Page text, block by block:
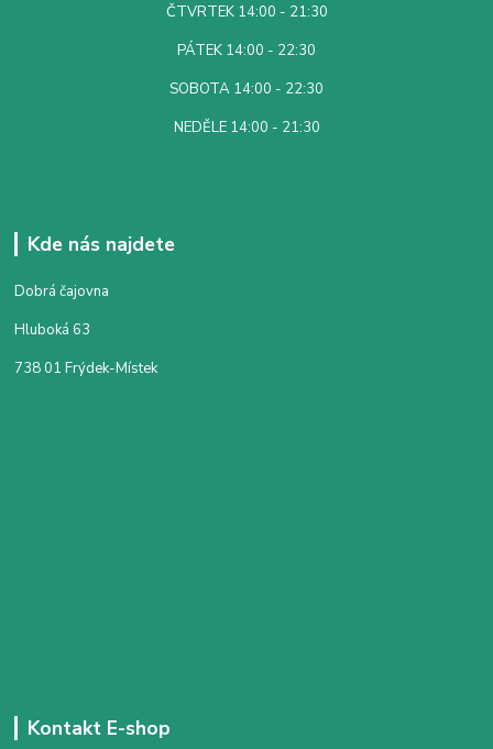
ČTVRTEK 14:00 - 21:30
PÁTEK 14:00 - 22:30
SOBOTA 14:00 - 22:30
NEDĚLE 14:00 - 21:30
Kde nás najdete
Dobrá čajovna
Hluboká 63
738 01 Frýdek-Místek
Kontakt E-shop